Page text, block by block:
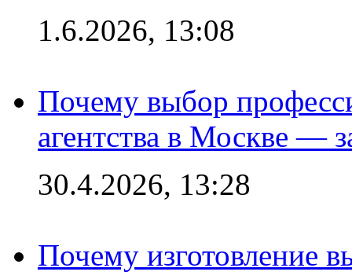
1.6.2026, 13:08
Почему выбор
агентства в Москве —
30.4.2026, 13:28
Почему изготовление